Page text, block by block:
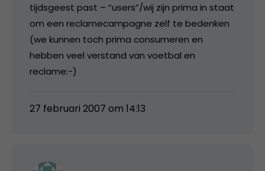
tijdsgeest past – “users”/wij zijn prima in staat
om een reclamecampagne zelf te bedenken
(we kunnen toch prima consumeren en
hebben veel verstand van voetbal en
reclame:-)
27 februari 2007 om 14:13